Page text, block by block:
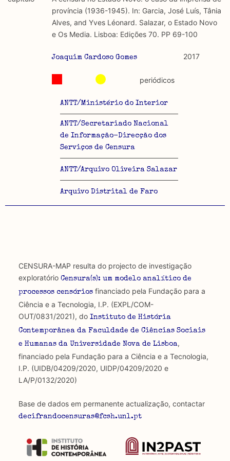
Limitações
produzidos até 2022, contudo não foi possível ter acesso
discurso e uso da liberdade de expressão. Trata-se de
uma censura que é omnipresente, dado que é
constitutiva do próprio acto de fala.
abordagens.
Tipo investigação realizada
Empírica
.csv para importação em programas de folha de cálculo
província (1936-1945). In: Garcia, José Luís, Tânia
Alves, and Yves Léonard. Salazar, o Estado Novo
e Os Media. Lisboa: Edições 70. PP 69-100
Joaquim Cardoso Gomes 2017
ANTT/Ministério do Interior
ANTT/Secretariado Nacional
de Informação-Direcção dos
Serviços de Censura
ANTT/Arquivo Oliveira Salazar
Arquivo Distrital de Faro
periódicos
CENSURA-MAP resulta do projecto de investigação
exploratório Censura(s): um modelo analítico de
processos censóriosfinanciado pela Fundação para a
Ciência e a Tecnologia, I.P. (EXPL/COM-
OUT/0831/2021), do Instituto de História
Contemporânea da Faculdade de Ciências Sociais
e Humanas da Universidade Nova de Lisboa,
financiado pela Fundação para a Ciência e a Tecnologia,
I.P. (UIDB/04209/2020, UIDP/04209/2020 e
LA/P/0132/2020)
Base de dados em permanente actualização, contactar
decifrandocensuras@fcsh.unl.pt